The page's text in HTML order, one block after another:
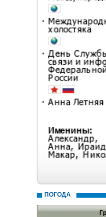
ПОГОДА